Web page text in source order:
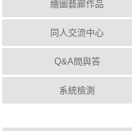
繪圖藝廊作品
同人交流中心
Q&A問與答
系統檢測